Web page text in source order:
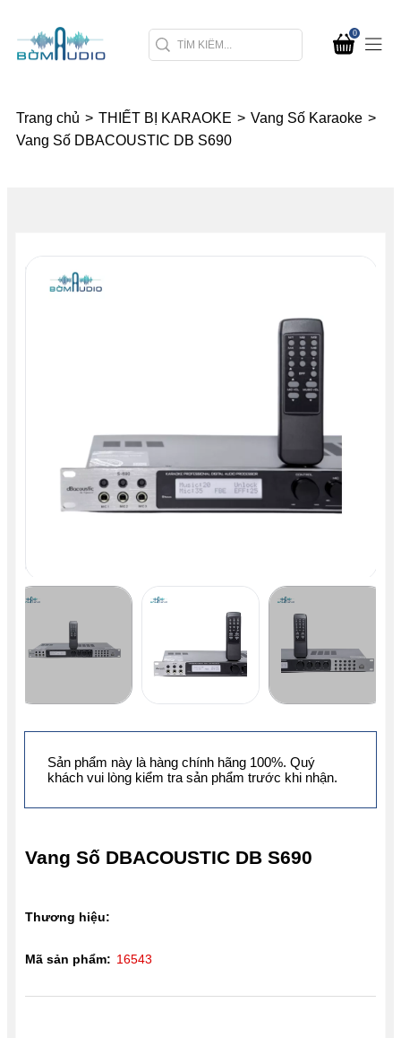
0
Trang chủ > THIẾT BỊ KARAOKE > Vang Số Karaoke >
Vang Số DBACOUSTIC DB S690
Vang Số DBACOUSTIC DB S690
Thương hiệu:
Mã sản phẩm: 16543
Sản phẩm này là hàng chính hãng 100%. Quý
khách vui lòng kiểm tra sản phẩm trước khi nhận.